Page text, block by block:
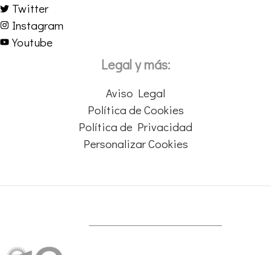
Twitter
Instagram
Youtube
Legal y más:
Aviso Legal
Política de Cookies
Política de Privacidad
Personalizar Cookies